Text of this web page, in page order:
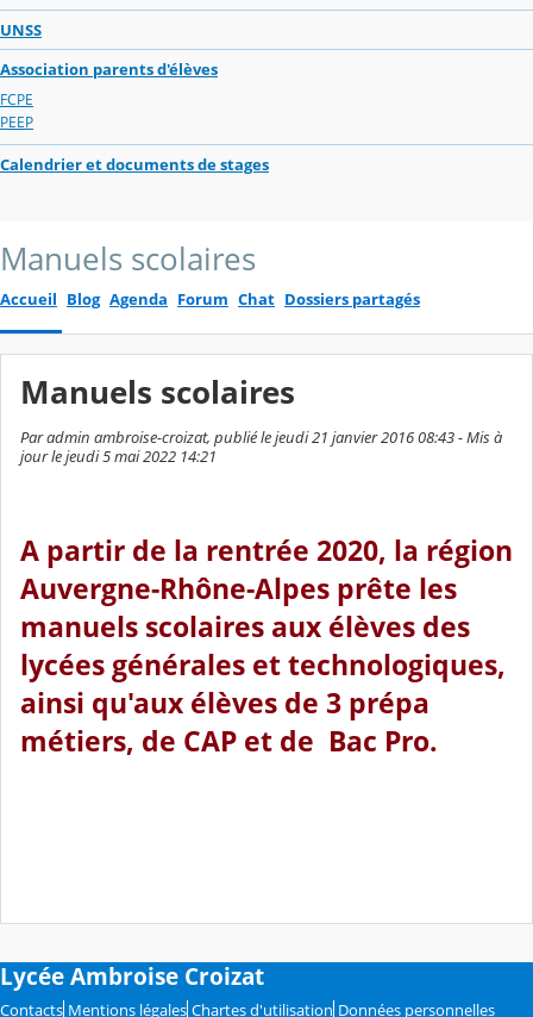
UNSS
Association parents d'élèves
FCPE
PEEP
Calendrier et documents de stages
Manuels scolaires
Accueil Blog Agenda Forum Chat Dossiers partagés
Manuels scolaires
Par admin ambroise-croizat, publié le jeudi 21 janvier 2016 08:43 - Mis à
jour le jeudi 5 mai 2022 14:21
A partir de la rentrée 2020, la région
Auvergne-Rhône-Alpes prête les
manuels scolaires aux élèves des
lycées générales et technologiques,
ainsi qu'aux élèves de 3 prépa
métiers, de CAP et de Bac Pro.
Lycée Ambroise Croizat
Contacts Mentions légales Chartes d'utilisation Données personnelles